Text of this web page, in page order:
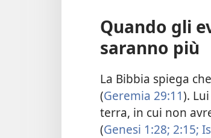
Quando gli
saranno più
La Bibbia spiega
(Geremia 29:11).
terra, in cui non
(Genesi 1:28; 2:15;